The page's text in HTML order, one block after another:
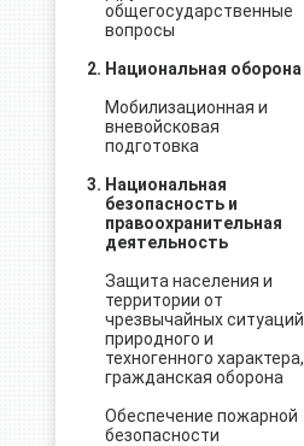
общегосударственные
вопросы
2. Национальная оборона
Мобилизационная и
вневойсковая
подготовка
3. Национальная
безопасность и
правоохранительная
деятельность
Защита населения и
территории от
чрезвычайных ситуаций
природного и
техногенного характера,
гражданская оборона
Обеспечение пожарной
безопасности